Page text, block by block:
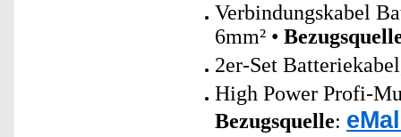
Verbindungskabel
6mm² •
2er-Set
High Power Profi-
Bezugsquelle: